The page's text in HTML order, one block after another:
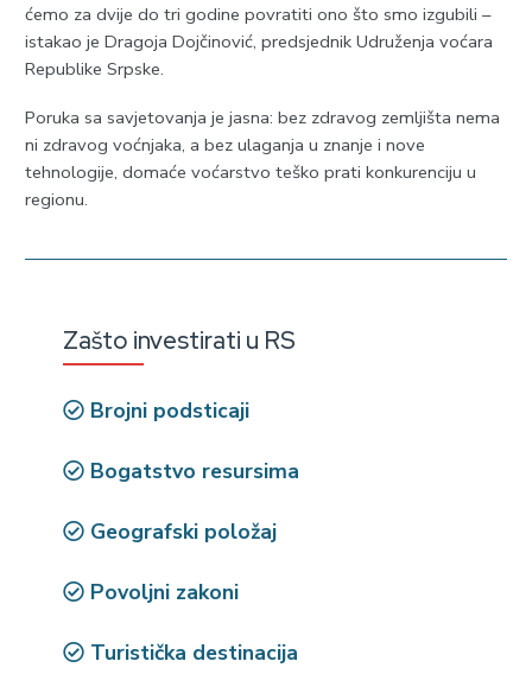
ćemo za dvije do tri godine povratiti ono što smo izgubili –
istakao je Dragoja Dojčinović, predsjednik Udruženja voćara
Republike Srpske.
Poruka sa savjetovanja je jasna: bez zdravog zemljišta nema
ni zdravog voćnjaka, a bez ulaganja u znanje i nove
tehnologije, domaće voćarstvo teško prati konkurenciju u
regionu.
Zašto investirati u RS
Brojni podsticaji
Bogatstvo resursima
Geografski položaj
Povoljni zakoni
Turistička destinacija